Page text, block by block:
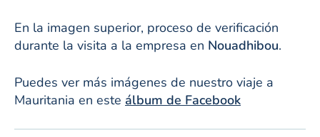
En la imagen superior, proceso de verificación
durante la visita a la empresa en Nouadhibou.
Puedes ver más imágenes de nuestro viaje a
Mauritania en este álbum de Facebook